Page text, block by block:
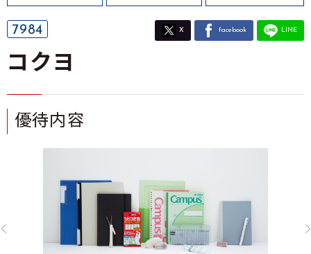
7984 X facebook LINE
コクヨ
優待内容